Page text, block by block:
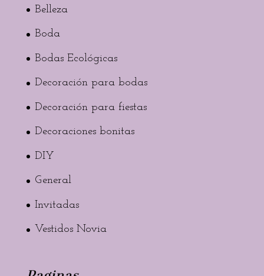
Belleza
Boda
Bodas Ecológicas
Decoración para bodas
Decoración para fiestas
Decoraciones bonitas
DIY
General
Invitadas
Vestidos Novia